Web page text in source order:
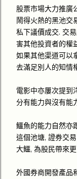
股票市場大力推廣
鬧得火熱的黑池交
私下議價成交. 交
害其他投資者的權
如果其他渠道可以
去滿足別人的知情
電影中亦屢次提到
分有能力與沒有能
鱷魚的能力自然亦
這個池塘, 證券交
大鱷, 為股民帶來
外國券商開發產品